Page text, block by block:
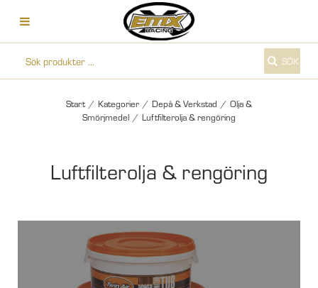
SÖK
Start / Kategorier / Depå & Verkstad / Olja &
Smörjmedel / Luftfilterolja & rengöring
Luftfilterolja & rengöring